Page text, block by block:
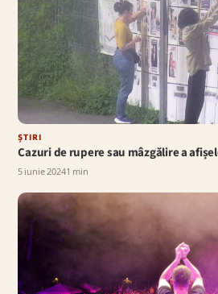
ȘTIRI
Cazuri de rupere sau mâzgălire a
5 iunie 20241 min